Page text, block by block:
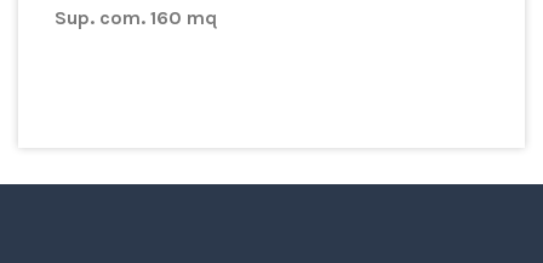
Sup. com. 160 mq